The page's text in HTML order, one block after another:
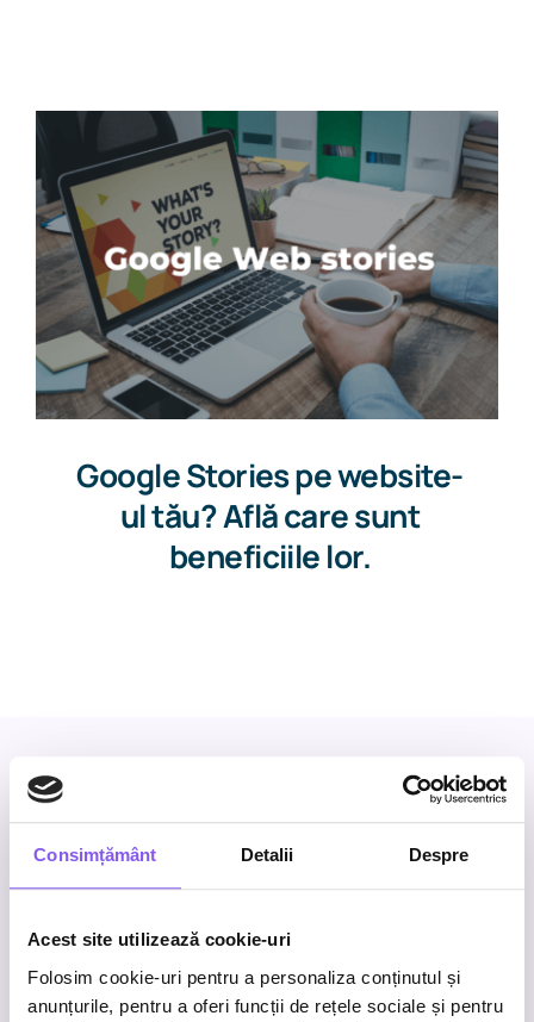
Consimțământ Detalii Despre
Acest site utilizează cookie-uri
Folosim cookie-uri pentru a personaliza conținutul și
anunțurile, pentru a oferi funcții de rețele sociale și pentru
Google Stories pe website-
ul tău? Află care sunt
beneficiile lor.
Business inquiries
Work with us
What’s next for your brand?